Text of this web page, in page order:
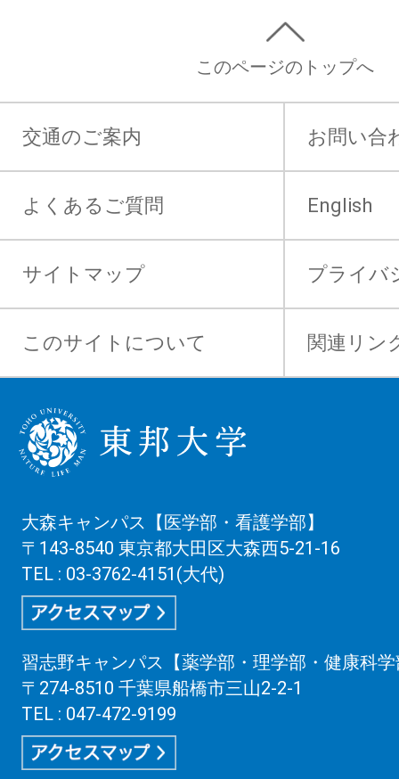
このページのトップへ
交通のご案内 お問い合
よくあるご質問 English
サイトマップ プライバ
このサイトについて 関連リン
大森キャンパス【医学部・看護学部】
〒143-8540 東京都大田区大森西5-21-16
TEL : 03-3762-4151(大代)
習志野キャンパス【薬学部・理学部・健康科
〒274-8510 千葉県船橋市三山2-2-1
TEL : 047-472-9199